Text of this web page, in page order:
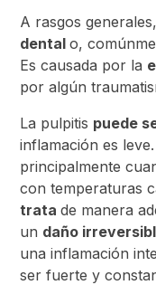
A rasgos
dentalo,
Es causada por la
por algún
La pulpitis puede
inflamación es
principalmente
con temperaturas
tratade manera
un daño
una inflamación
ser fuerte y